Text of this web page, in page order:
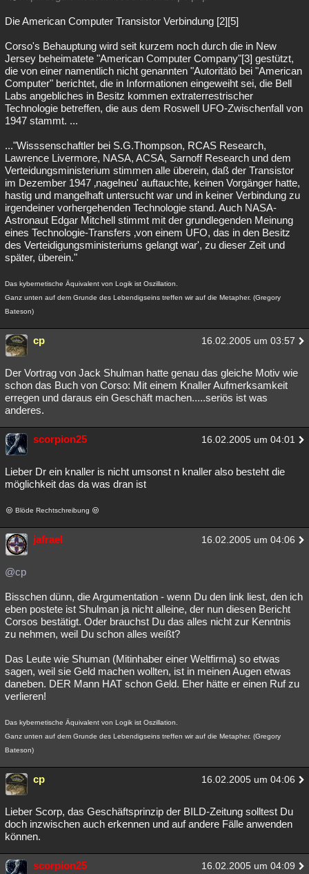
Die American Computer Transistor Verbindung [2][5]
Corso's Behauptung wird seit kurzem noch durch die in New
Jersey beheimatete "American Computer Company"[3] gestützt,
die von einer namentlich nicht genannten "Autoritätö bei "American
Computer" berichtet, die in Informationen eingeweiht sei, die Bell
Labs angebliches in Besitz kommen extraterrestrischer
Technologie betreffen, die aus dem Roswell UFO-Zwischenfall von
1947 stammt. ...
..."Wisssenschaftler bei S.G.Thompson, RCAS Research,
Lawrence Livermore, NASA, ACSA, Sarnoff Research und dem
Verteidungsministerium stimmen alle überein, daß der Transistor
im Dezember 1947 ‚nagelneu' auftauchte, keinen Vorgänger hatte,
hastig und mangelhaft untersucht war und in keiner Verbindung zu
irgendeiner vorhergehenden Technologie stand. Auch NASA-
Astronaut Edgar Mitchell stimmt mit der grundlegenden Meinung
eines Technologie-Transfers ‚von einem UFO, das in den Besitz
des Verteidigungsministeriums gelangt war', zu dieser Zeit und
später, überein."
Das kybernetische Äquivalent von Logik ist Oszillation.
Ganz unten auf dem Grunde des Lebendigseins treffen wir auf die Metapher. (Gregory
Bateson)
cp 16.02.2005 um 03:57
Der Vortrag von Jack Shulman hatte genau das gleiche Motiv wie
schon das Buch von Corso: Mit einem Knaller Aufmerksamkeit
erregen und daraus ein Geschäft machen.....seriös ist was
anderes.
scorpion25 16.02.2005 um 04:01
Lieber Dr ein knaller is nicht umsonst n knaller also besteht die
möglichkeit das da was dran ist
Blöde Rechtschreibung
jafrael 16.02.2005 um 04:06
@cp
Bisschen dünn, die Argumentation - wenn Du den link liest, den ich
eben postete ist Shulman ja nicht alleine, der nun diesen Bericht
Corsos bestätigt. Oder brauchst Du das alles nicht zur Kenntnis
zu nehmen, weil Du schon alles weißt?
Das Leute wie Shuman (Mitinhaber einer Weltfirma) so etwas
sagen, weil sie Geld machen wollten, ist in meinen Augen etwas
daneben. DER Mann HAT schon Geld. Eher hätte er einen Ruf zu
verlieren!
Das kybernetische Äquivalent von Logik ist Oszillation.
Ganz unten auf dem Grunde des Lebendigseins treffen wir auf die Metapher. (Gregory
Bateson)
cp 16.02.2005 um 04:06
Lieber Scorp, das Geschäftsprinzip der BILD-Zeitung solltest Du
doch inzwischen auch erkennen und auf andere Fälle anwenden
können.
scorpion25 16.02.2005 um 04:09